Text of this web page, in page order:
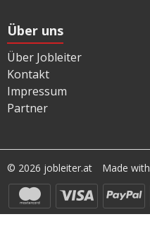
Über uns
Über Jobleiter
Kontakt
Impressum
Partner
© 2026 jobleiter.at Made with